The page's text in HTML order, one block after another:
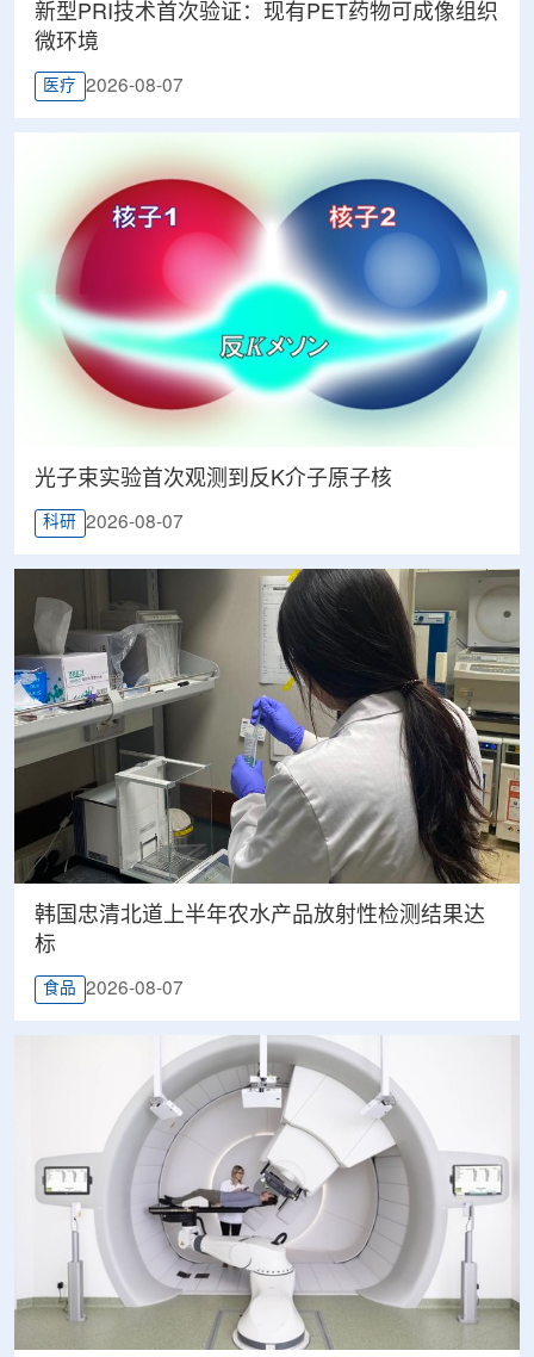
新型PRI技术首次验证：现有PET药物可成像组织
微环境
医疗 2026-08-07
光子束实验首次观测到反K介子原子核
科研 2026-08-07
韩国忠清北道上半年农水产品放射性检测结果达
标
食品 2026-08-07